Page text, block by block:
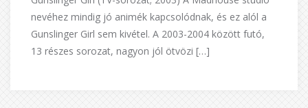
nevéhez mindig jó animék kapcsolódnak, és ez alól a
Gunslinger Girl sem kivétel. A 2003-2004 között futó,
13 részes sorozat, nagyon jól ötvözi […]